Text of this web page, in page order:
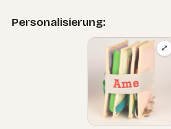
Personalisierung:
⤢